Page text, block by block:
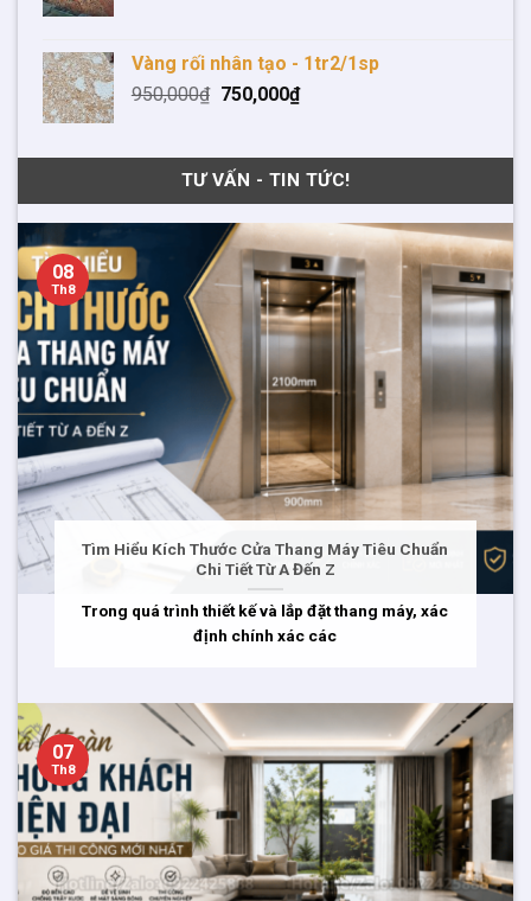
Vàng rối nhân tạo - 1tr2/1sp
950,000₫ 750,000₫
TƯ VẤN - TIN TỨC!
Tìm Hiểu Kích Thước Cửa Thang Máy Tiêu Chuẩn
Chi Tiết Từ A Đến Z
Trong quá trình thiết kế và lắp đặt thang máy, xác
định chính xác các
08
Th8
07
Th8